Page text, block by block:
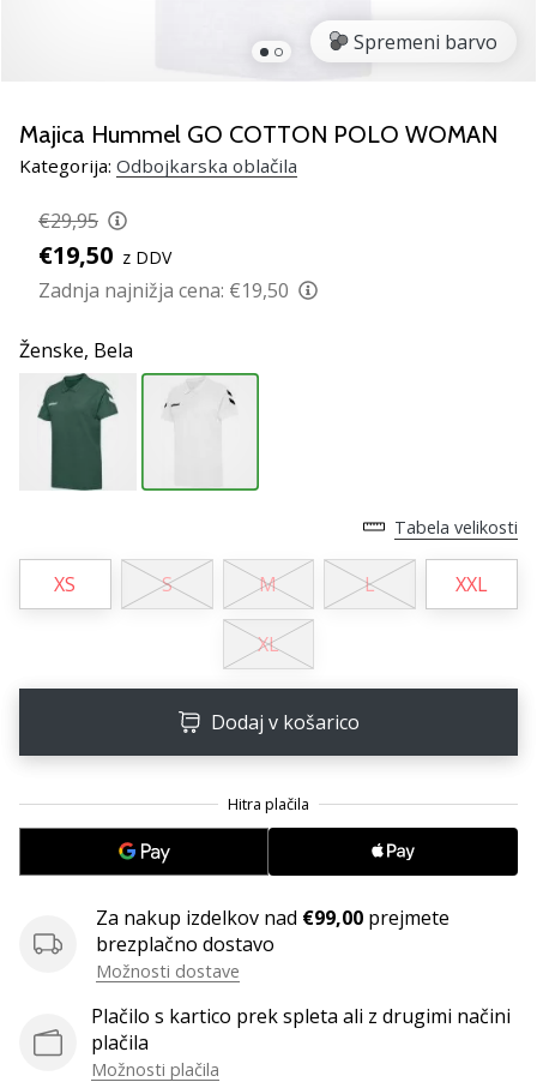
mi?
Pridruži
nam
kot
brend
ambasador/ka.
11. 8. 2022
•
2 min. branja
Weplayvolleyball
affiliate
Imate
svojo
spletno
upravljate
online
forum?
služiti.
Pridružite
se
našemu…
Prikaži
Spremeni barvo
Majica Hummel GO COTTON POLO WOMAN
Kategorija: Odbojkarska oblačila
€29,95
€19,50 z DDV
Zadnja najnižja cena: €19,50
Ženske, Bela
Tabela velikosti
XS S M L XXL
XL
Dodaj v košarico
Za nakup izdelkov nad €99,00 prejmete
brezplačno dostavo
Možnosti dostave
Plačilo s kartico prek spleta ali z drugimi načini
plačila
Možnosti plačila